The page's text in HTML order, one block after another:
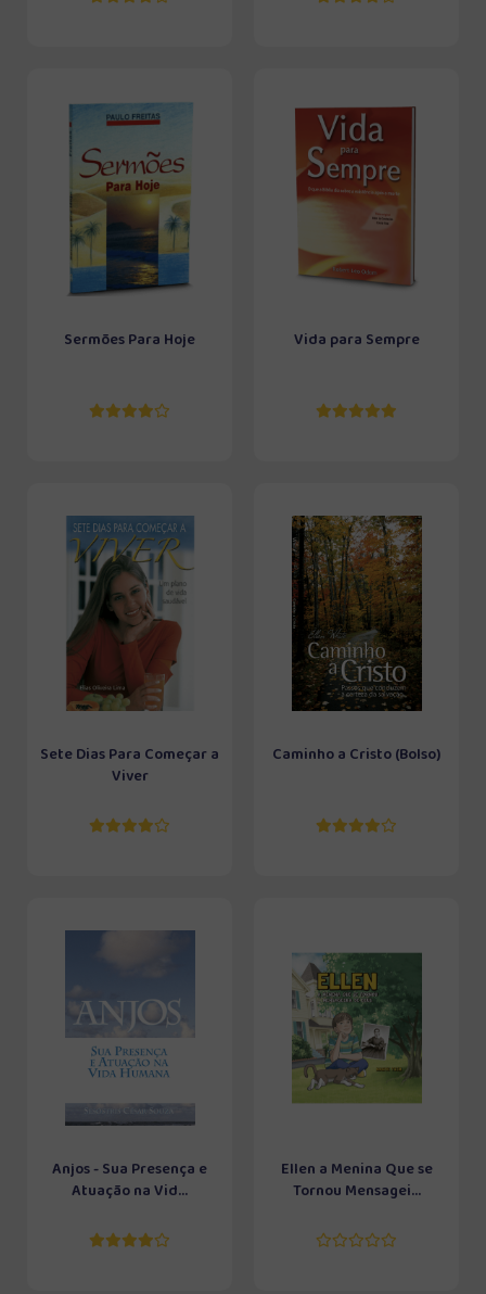
Sermões Para Hoje Vida para Sempre
Sete Dias Para Começar a
Viver
Caminho a Cristo (Bolso)
Anjos - Sua Presença e
Atuação na Vid...
Ellen a Menina Que se
Tornou Mensagei...